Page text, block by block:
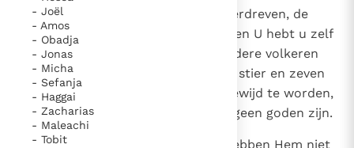
- Joël
- Amos
- Obadja
- Jonas
- Micha
- Sefanja
- Haggai
- Zacharias
- Maleachi
- Tobit
U hebt de priesters van Jahwe verdreven, de
zonen van Aäron en de levieten, en U hebt u zelf
priesters aangesteld zoals de andere volkeren
overal doen: als iemand met een stier en zeven
rammen komt om tot priester gewijd te worden,
kan hij priester worden van wat geen goden zijn.
Onze God echter is Jahwe; wij hebben Hem niet